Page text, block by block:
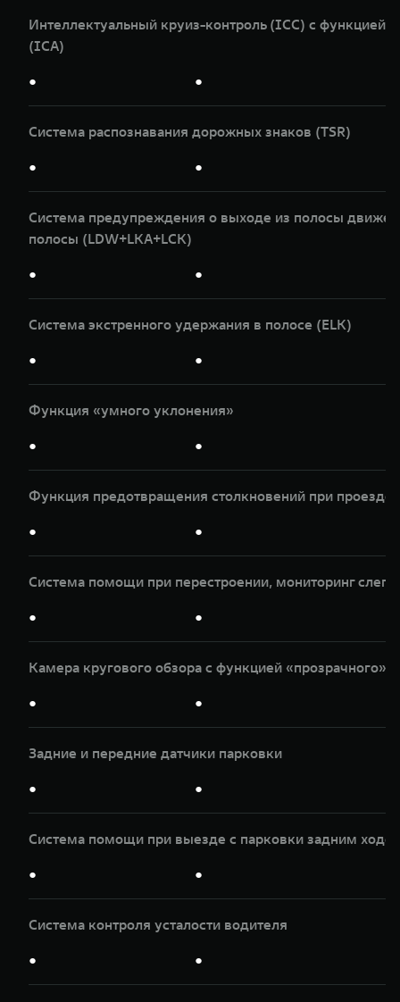
Интеллектуальный круиз-контроль (ICС) с функцией
(ICA)
● ●
Система распознавания дорожных знаков (TSR)
● ●
Система предупреждения о выходе из полосы
полосы (LDW+LKA+LCK)
● ●
Система экстренного удержания в полосе (ELK)
● ●
Функция «умного уклонения»
● ●
Функция предотвращения столкновений при проезде
● ●
Система помощи при перестроении, мониторинг
● ●
Камера кругового обзора с функцией «прозрачного»
● ●
Задние и передние датчики парковки
● ●
Система помощи при выезде с парковки задним
● ●
Система контроля усталости водителя
● ●